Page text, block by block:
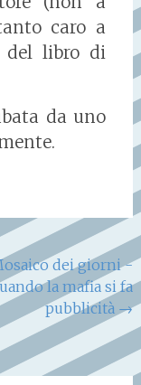
caro a
del libro di
da uno
dei giorni -
la mafia si fa
pubblicità →